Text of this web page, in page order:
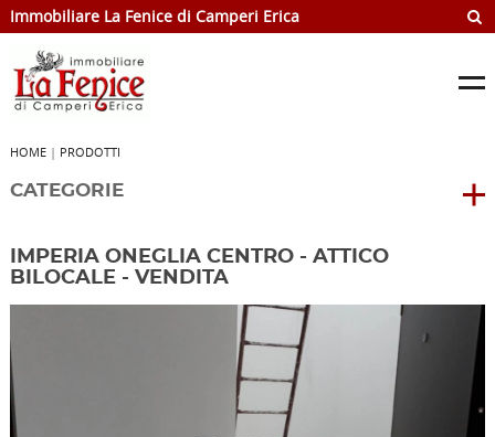
Immobiliare La Fenice di Camperi Erica
HOME| PRODOTTI
CATEGORIE
IMPERIA ONEGLIA CENTRO - ATTICO
BILOCALE - VENDITA